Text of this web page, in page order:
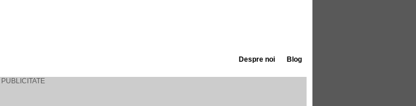
Blog
Despre noi